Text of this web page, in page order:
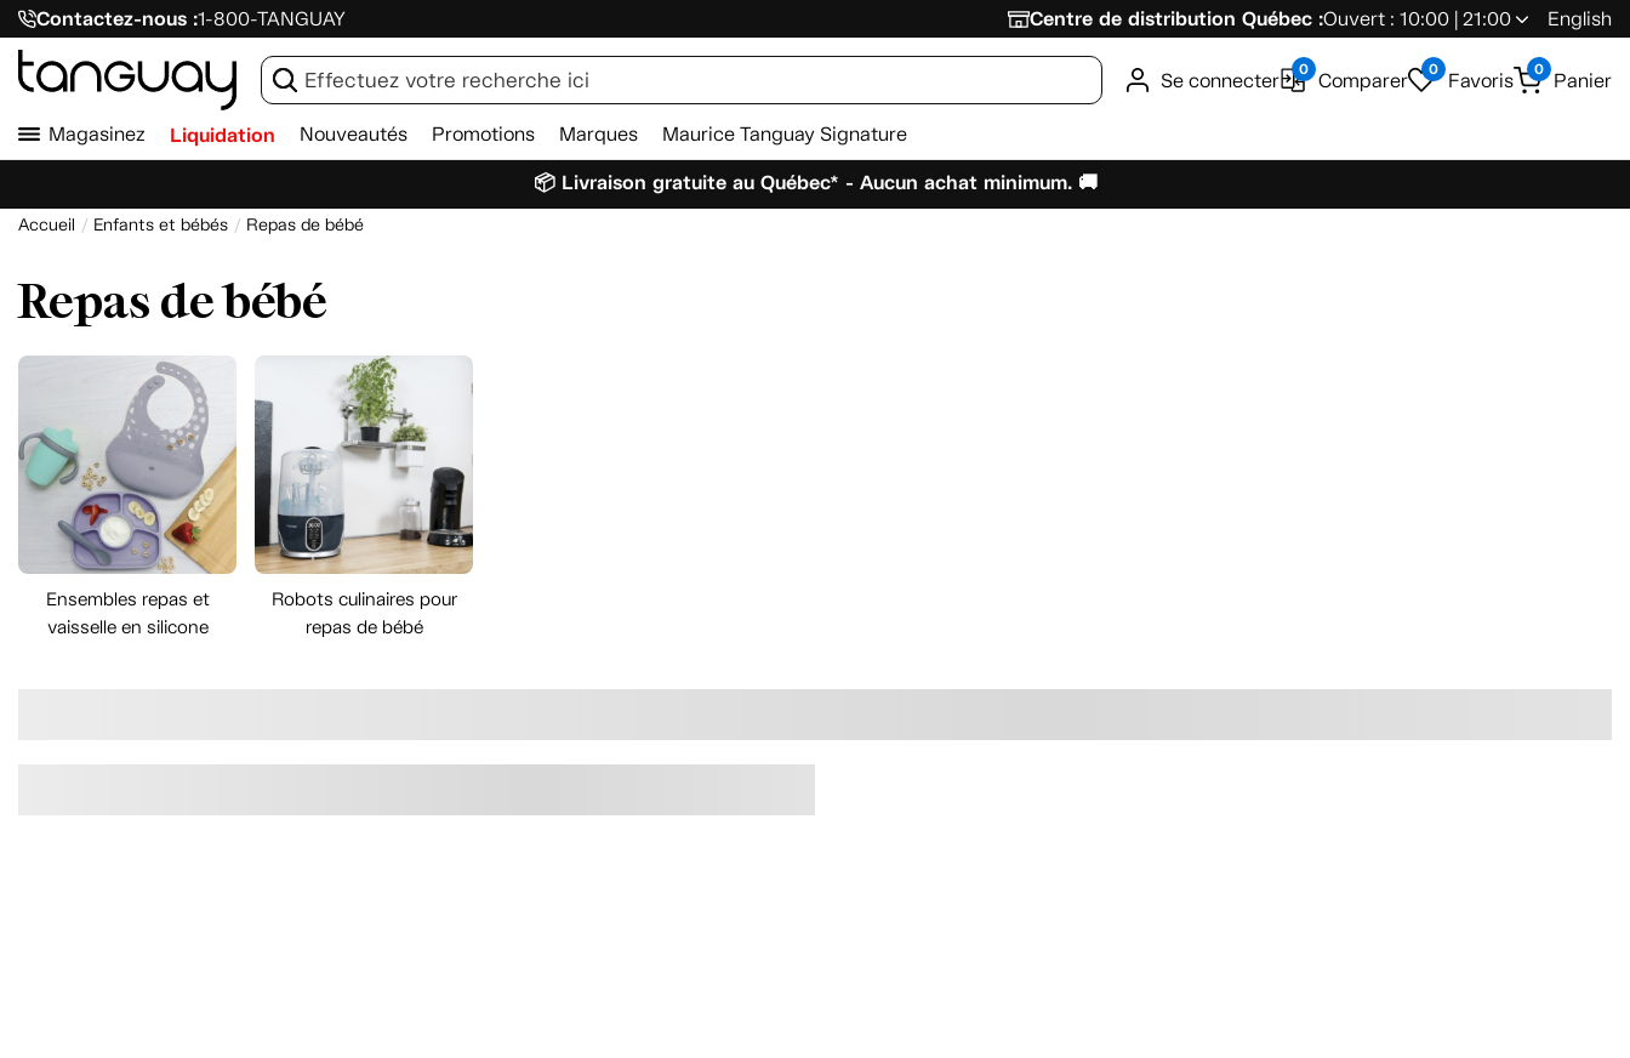
Contactez-nous :1-800-TANGUAY Centre de distribution Québec :Ouvert : 10:00 | 21:00 English
Se connecter 0 Comparer 0 Favoris 0 Panier
Magasinez Liquidation Nouveautés Promotions Marques Maurice Tanguay Signature
📦 Livraison gratuite au Québec* - Aucun achat minimum. 🚚
Accueil Enfants et bébés Repas de bébé
Repas de bébé
Ensembles repas et
vaisselle en silicone
Robots culinaires pour
repas de bébé